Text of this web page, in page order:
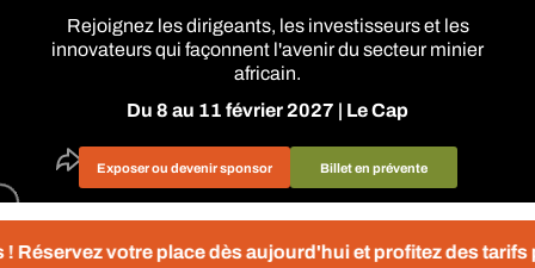
Rejoignez les dirigeants, les investisseurs et les
innovateurs qui façonnent l'avenir du secteur minier
africain.
Du 8 au 11 février 2027 | Le Cap
Exposer ou devenir sponsor Billet en prévente
dès aujourd'hui et profitez des tarifs préférentiels